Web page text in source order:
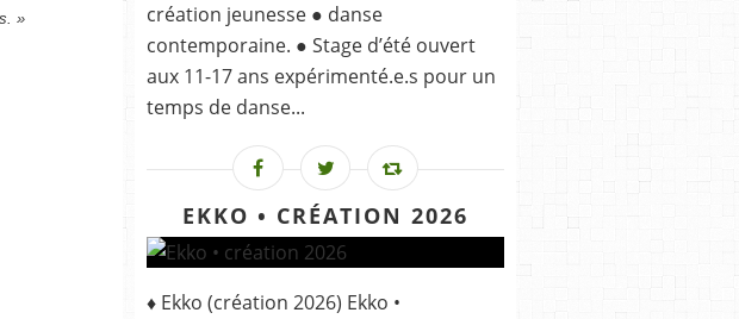
»
création jeunesse ● danse
contemporaine. ● Stage d’été ouvert
aux 11-17 ans expérimenté.e.s pour un
temps de danse...
EKKO • CRÉATION 2026
♦ Ekko (création 2026) Ekko •